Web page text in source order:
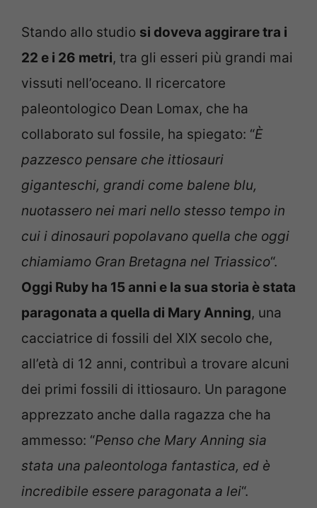
Stando allo studio si doveva aggirare tra i
22 e i 26 metri, tra gli esseri più grandi mai
vissuti nell’oceano. Il ricercatore
paleontologico Dean Lomax, che ha
collaborato sul fossile, ha spiegato: “È
pazzesco pensare che ittiosauri
giganteschi, grandi come balene blu,
nuotassero nei mari nello stesso tempo in
cui i dinosauri popolavano quella che oggi
chiamiamo Gran Bretagna nel Triassico“.
Oggi Ruby ha 15 anni e la sua storia è stata
paragonata a quella di Mary Anning, una
cacciatrice di fossili del XIX secolo che,
all’età di 12 anni, contribuì a trovare alcuni
dei primi fossili di ittiosauro. Un paragone
apprezzato anche dalla ragazza che ha
ammesso: “Penso che Mary Anning sia
stata una paleontologa fantastica, ed è
incredibile essere paragonata a lei“.